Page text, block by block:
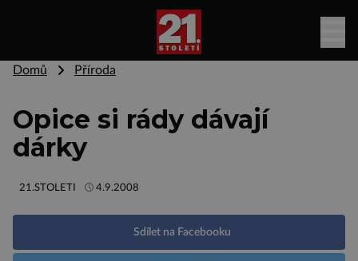
Domů Příroda
Opice si rády dávají
dárky
21.STOLETI 4.9.2008
Sdílet na Facebooku